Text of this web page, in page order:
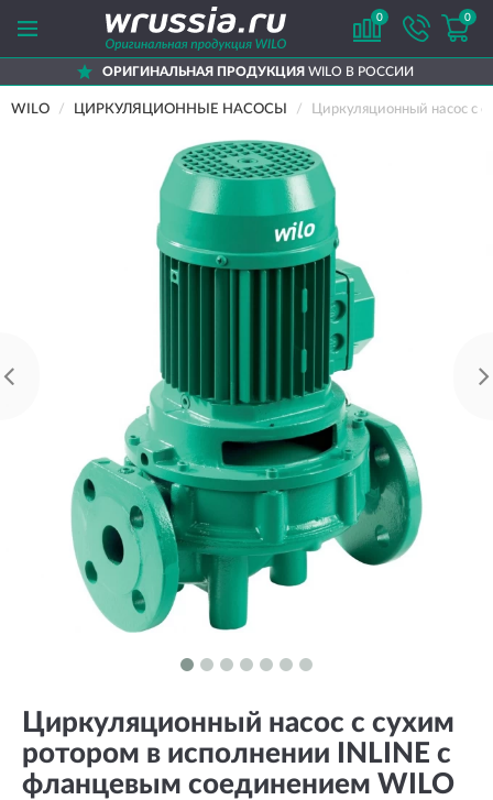
0 0
ОРИГИНАЛЬНАЯ ПРОДУКЦИЯWILO В РОССИИ
WILO ЦИРКУЛЯЦИОННЫЕ НАСОСЫ Циркуляционный насос с
Циркуляционный насос с сухим
ротором в исполнении INLINE с
фланцевым соединением WILO